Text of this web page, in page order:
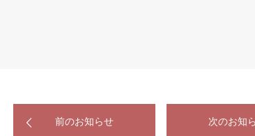
前のお知らせ 次のお知